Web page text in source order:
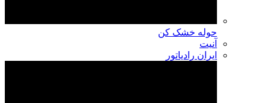
حوله خشک کن
آنیت
ایران رادیاتور